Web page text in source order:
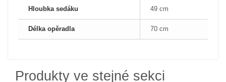
Hloubka sedáku 49 cm
Délka opěradla 70 cm
Produkty ve stejné sekci